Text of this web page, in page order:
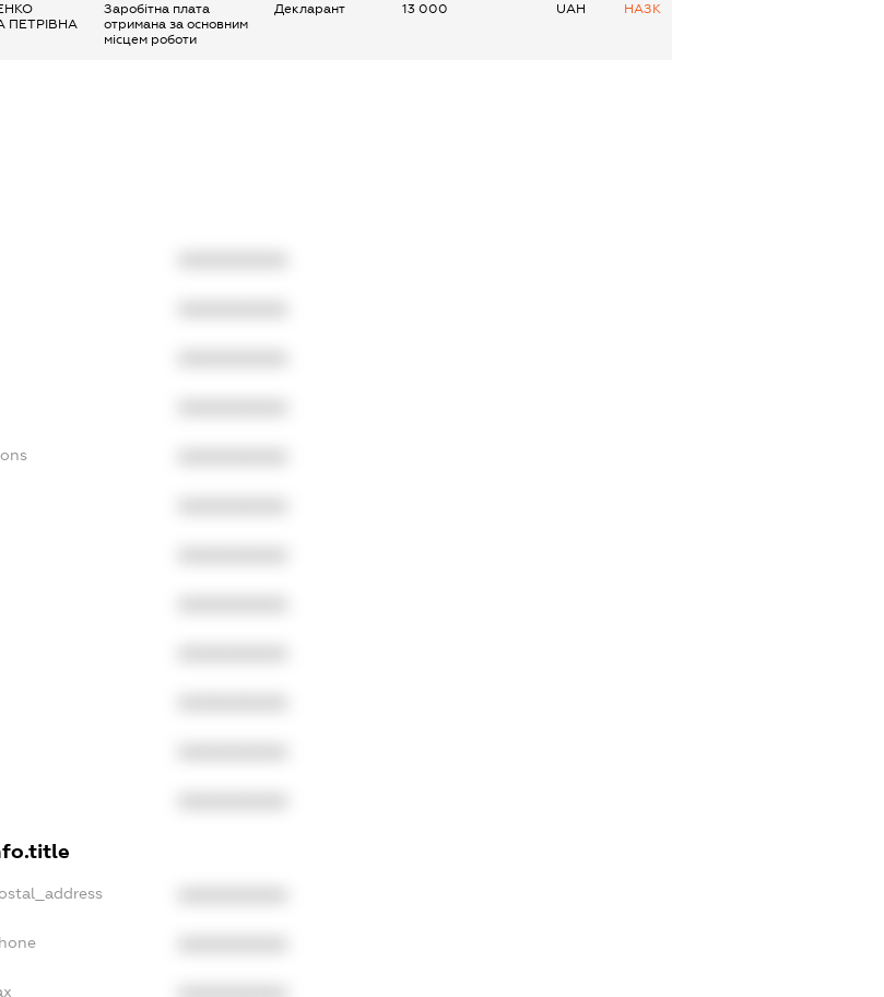
ПЕТРІВНА
Заробітна плата
отримана за основним
місцем роботи
Декларант 13 000 UAH НАЗК